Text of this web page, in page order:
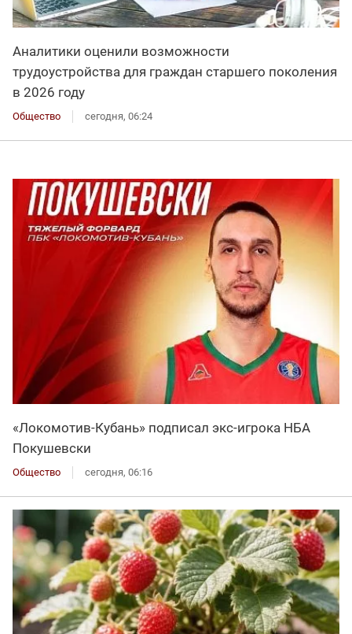
Аналитики оценили возможности
трудоустройства для граждан старшего поколения
в 2026 году
Общество сегодня, 06:24
«Локомотив-Кубань» подписал экс-игрока НБА
Покушевски
Общество сегодня, 06:16